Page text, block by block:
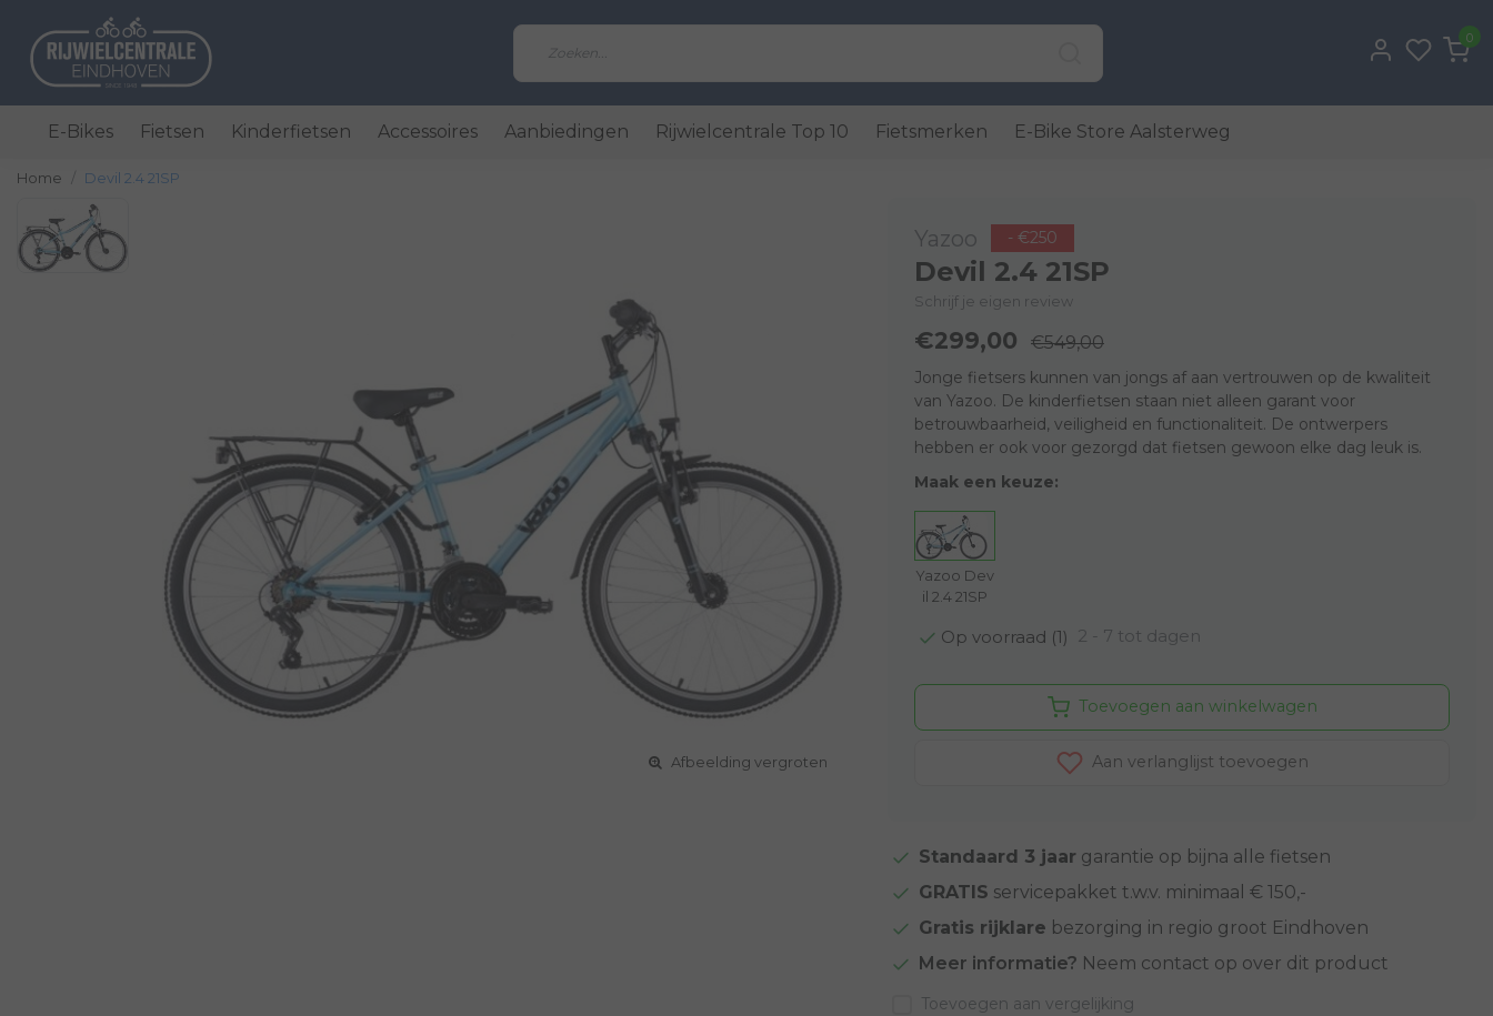
0
E-Bikes Fietsen Kinderfietsen Accessoires Aanbiedingen Rijwielcentrale Top 10 Fietsmerken E-Bike Store Aalsterweg
Home Devil 2.4 21SP
Afbeelding vergroten
Yazoo - €250
Devil 2.4 21SP
Schrijf je eigen review
€299,00 €549,00
Jonge fietsers kunnen van jongs af aan vertrouwen op de kwaliteit
van Yazoo. De kinderfietsen staan niet alleen garant voor
betrouwbaarheid, veiligheid en functionaliteit. De ontwerpers
hebben er ook voor gezorgd dat fietsen gewoon elke dag leuk is.
Maak een keuze:
Yazoo Dev
il 2.4 21SP
Op voorraad (1) 2 - 7 tot dagen
Toevoegen aan winkelwagen
Aan verlanglijst toevoegen
Standaard 3 jaar garantie op bijna alle fietsen
GRATIS servicepakket t.w.v. minimaal € 150,-
Gratis rijklare bezorging in regio groot Eindhoven
Meer informatie? Neem contact op over dit product
Toevoegen aan vergelijking